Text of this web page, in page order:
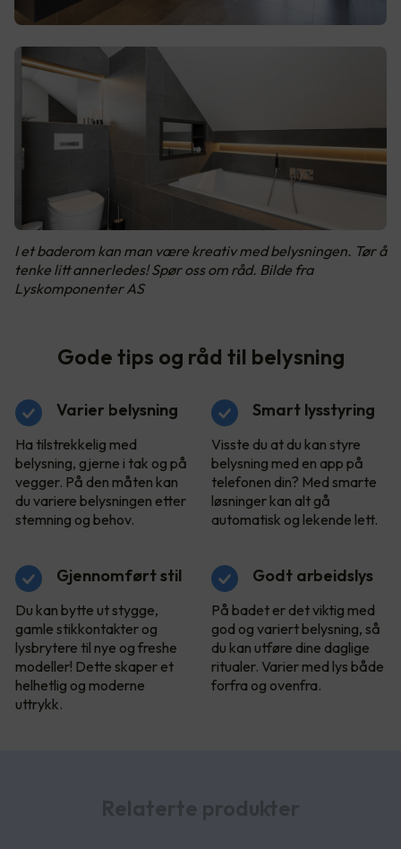
I et baderom kan man være kreativ med belysningen. Tør å
tenke litt annerledes! Spør oss om råd. Bilde fra
Lyskomponenter AS
Gode tips og råd til belysning
Varier belysning
Ha tilstrekkelig med
belysning, gjerne i tak og på
vegger. På den måten kan
du variere belysningen etter
stemning og behov.
Smart lysstyring
Visste du at du kan styre
belysning med en app på
telefonen din? Med smarte
løsninger kan alt gå
automatisk og lekende lett.
Gjennomført stil
Du kan bytte ut stygge,
gamle stikkontakter og
lysbrytere til nye og freshe
modeller! Dette skaper et
helhetlig og moderne
uttrykk.
Godt arbeidslys
På badet er det viktig med
god og variert belysning, så
du kan utføre dine daglige
ritualer. Varier med lys både
forfra og ovenfra.
Relaterte produkter